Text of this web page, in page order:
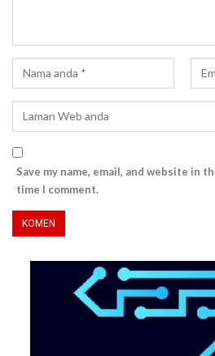
Save my name, email, and website in
time I comment.